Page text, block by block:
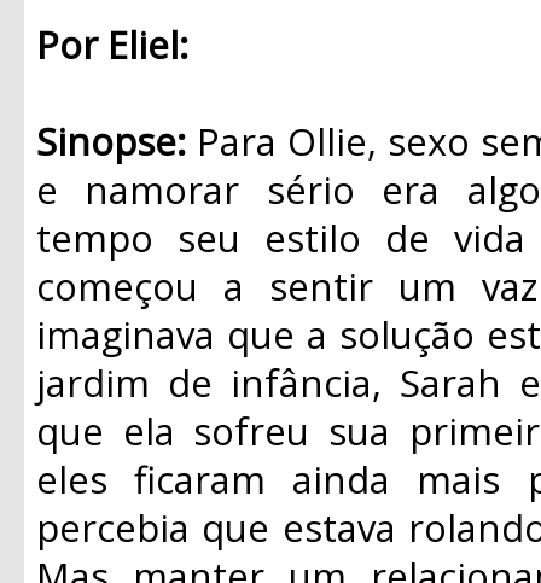
Por Eliel:
Sinopse: Para Ollie, sexo
e namorar sério era
tempo seu estilo de vida
começou a sentir um
imaginava que a solução
jardim de infância, Sarah
que ela sofreu sua
eles ficaram ainda
percebia que estava